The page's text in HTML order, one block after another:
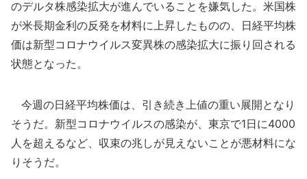
のデルタ株感染拡大が進んでいることを嫌気した。米国株
が米長期金利の反発を材料に上昇したものの、日経平均株
価は新型コロナウイルス変異株の感染拡大に振り回される
状態となった。
今週の日経平均株価は、引き続き上値の重い展開となり
そうだ。新型コロナウイルスの感染が、東京で1日に4000
人を超えるなど、収束の兆しが見えないことが悪材料にな
りそうだ。